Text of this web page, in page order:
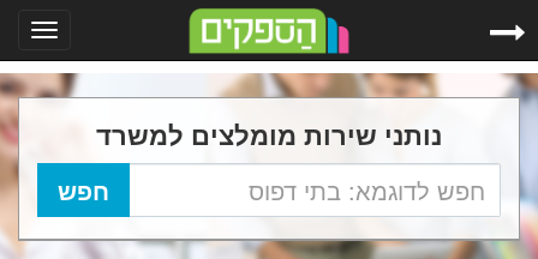
נותני שירות מומלצים למשרד